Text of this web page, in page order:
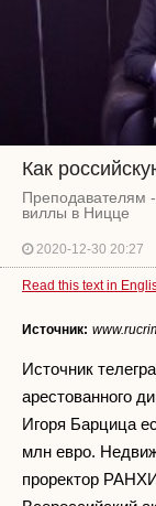
Как
Преподавателям -
виллы в Ницце
2020-12-30 20:27
Read this text in
Источник:
Источник
арестованного
Игоря Барцица
млн евро.
проректор